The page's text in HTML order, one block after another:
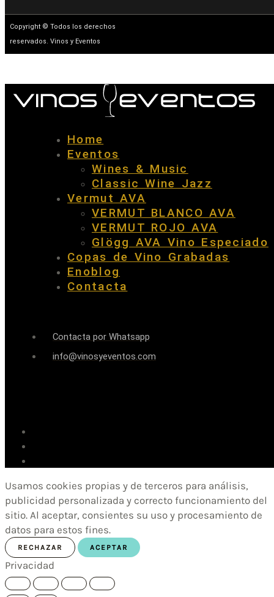
Copyright © Todos los derechos
reservados. Vinos y Eventos
Home
Eventos
Wines & Music
Classic Wine Jazz
Vermut AVA
VERMUT BLANCO AVA
VERMUT ROJO AVA
Glögg AVA Vino Especiado
Copas de Vino Grabadas
Enoblog
Contacta
Contacta por Whatsapp
info@vinosyeventos.com
Usamos cookies propias y de terceros para análisis,
publicidad personalizada y correcto funcionamiento del
sitio. Al aceptar, consientes su uso y procesamiento de
datos para estos fines.
RECHAZAR ACEPTAR
Privacidad